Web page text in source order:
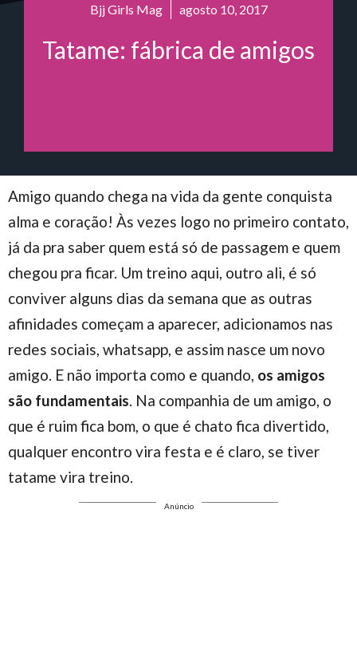
Bjj Girls Mag agosto 10, 2017
Tatame: fábrica de amigos
Amigo quando chega na vida da gente conquista
alma e coração! Às vezes logo no primeiro contato,
já da pra saber quem está só de passagem e quem
chegou pra ficar. Um treino aqui, outro ali, é só
conviver alguns dias da semana que as outras
afinidades começam a aparecer, adicionamos nas
redes sociais, whatsapp, e assim nasce um novo
amigo. E não importa como e quando, os amigos
são fundamentais. Na companhia de um amigo, o
que é ruim fica bom, o que é chato fica divertido,
qualquer encontro vira festa e é claro, se tiver
tatame vira treino.
Anúncio